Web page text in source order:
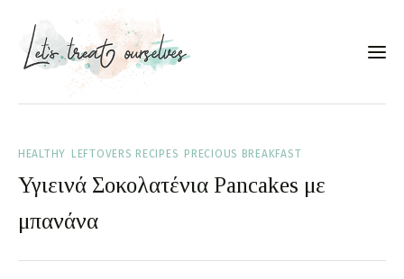
Services
HEALTHY LEFTOVERS RECIPES PRECIOUS BREAKFAST
Υγιεινά Σοκολατένια Pancakes με
μπανάνα